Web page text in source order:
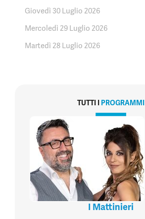
Giovedì 30 Luglio 2026
Mercoledì 29 Luglio 2026
Martedì 28 Luglio 2026
TUTTI I PROGRAMMI
I Mattinieri